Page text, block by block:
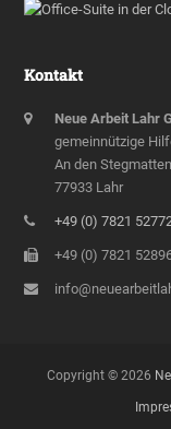
Kontakt
Neue Arbeit Lahr
gemeinnützige
An den
77933 Lahr
+49 (0) 7821
+49 (0) 7821
Copyright © 2026